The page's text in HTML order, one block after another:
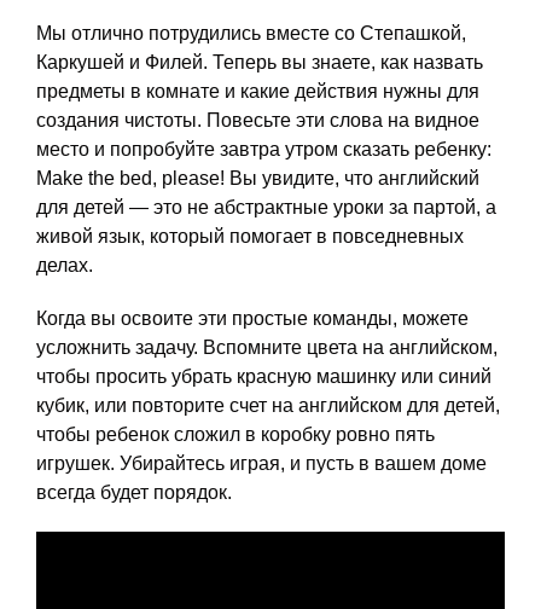
Мы отлично потрудились вместе со Степашкой,
Каркушей и Филей. Теперь вы знаете, как назвать
предметы в комнате и какие действия нужны для
создания чистоты. Повесьте эти слова на видное
место и попробуйте завтра утром сказать ребенку:
Make the bed, please! Вы увидите, что английский
для детей — это не абстрактные уроки за партой, а
живой язык, который помогает в повседневных
делах.
Когда вы освоите эти простые команды, можете
усложнить задачу. Вспомните цвета на английском,
чтобы просить убрать красную машинку или синий
кубик, или повторите счет на английском для детей,
чтобы ребенок сложил в коробку ровно пять
игрушек. Убирайтесь играя, и пусть в вашем доме
всегда будет порядок.